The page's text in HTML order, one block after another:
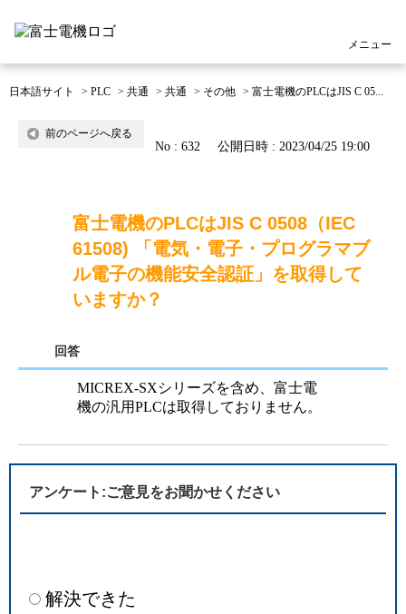
メニュー
日本語サイト > PLC > 共通 > 共通 > その他 > 富士電機のPLCはJIS C 05...
前のページへ戻る
No : 632 公開日時 : 2023/04/25 19:00
富士電機のPLCはJIS C 0508（IEC
61508) 「電気・電子・プログラマブ
ル電子の機能安全認証」を取得して
いますか？
回答
MICREX-SXシリーズを含め、富士電
機の汎用PLCは取得しておりません。
アンケート:ご意見をお聞かせください
解決できた